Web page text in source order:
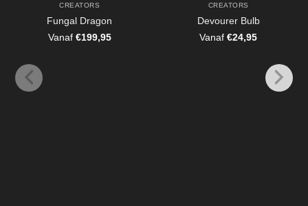
CREATORS
Fungal Dragon
Vanaf €199,95
CREATORS
Devourer Bulb
Vanaf€24,95